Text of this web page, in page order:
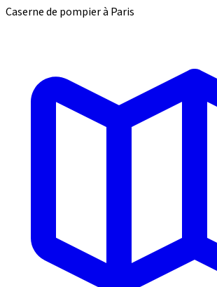
Caserne de pompier à Paris